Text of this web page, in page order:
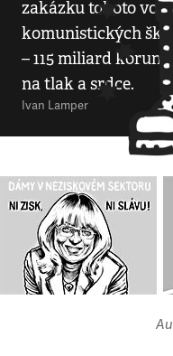
zakázku tohoto
komunistických
– 115 miliard korun
na tlak a srdce.
Ivan Lamper